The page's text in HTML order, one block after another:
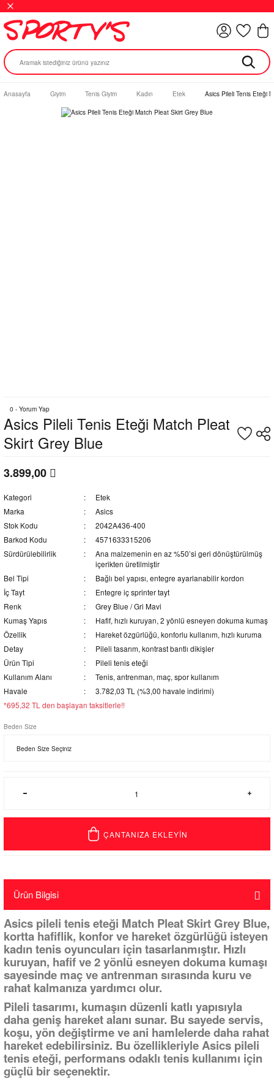
Anasayfa Giyim Tenis Giyim Kadın Etek Asics Pileli Tenis Eteği
0 - Yorum Yap
Asics Pileli Tenis Eteği Match Pleat
Skirt Grey Blue
3.899,00
Kategori
Etek
Marka
Asics
Stok Kodu
2042A436-400
Barkod Kodu
4571633315206
Sürdürülebilirlik
Ana malzemenin en az %50’si geri dönüştürülmüş
içerikten üretilmiştir
Bel Tipi
Bağlı bel yapısı, entegre ayarlanabilir kordon
İç Tayt
Entegre iç sprinter tayt
Renk
Grey Blue / Gri Mavi
Kumaş Yapıs
Hafif, hızlı kuruyan, 2 yönlü esneyen dokuma kumaş
Özellik
Hareket özgürlüğü, konforlu kullanım, hızlı kuruma
Detay
Pileli tasarım, kontrast bantlı dikişler
Ürün Tipi
Pileli tenis eteği
Kullanım Alanı
Tenis, antrenman, maç, spor kullanım
Havale
3.782,03 TL (%3,00 havale indirimi)
*695,32 TL den başlayan taksitlerle!!
Beden Size
ÇANTANIZA EKLEYİN
Ürün Bilgisi
Asics pileli tenis eteği Match Pleat Skirt Grey Blue,
kortta hafiflik, konfor ve hareket özgürlüğü isteyen
kadın tenis oyuncuları için tasarlanmıştır. Hızlı
kuruyan, hafif ve 2 yönlü esneyen dokuma kumaşı
sayesinde maç ve antrenman sırasında kuru ve
rahat kalmanıza yardımcı olur.
Pileli tasarımı, kumaşın düzenli katlı yapısıyla
daha geniş hareket alanı sunar. Bu sayede servis,
koşu, yön değiştirme ve ani hamlelerde daha rahat
hareket edebilirsiniz. Bu özellikleriyle Asics pileli
tenis eteği, performans odaklı tenis kullanımı için
güçlü bir seçenektir.